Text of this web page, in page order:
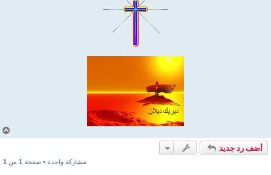
أضف رد جديد
مشاركة واحدة • صفحة 1 من 1